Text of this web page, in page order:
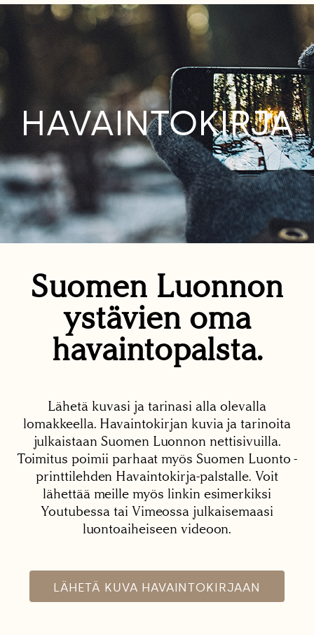
HAVAINTOKIRJA
Suomen Luonnon
ystävien oma
havaintopalsta.
Lähetä kuvasi ja tarinasi alla olevalla
lomakkeella. Havaintokirjan kuvia ja tarinoita
julkaistaan Suomen Luonnon nettisivuilla.
Toimitus poimii parhaat myös Suomen Luonto -
printtilehden Havaintokirja-palstalle. Voit
lähettää meille myös linkin esimerkiksi
Youtubessa tai Vimeossa julkaisemaasi
luontoaiheiseen videoon.
LÄHETÄ KUVA HAVAINTOKIRJAAN